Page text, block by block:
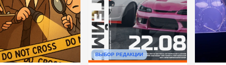
ВЫБОР РЕДАКЦИИ